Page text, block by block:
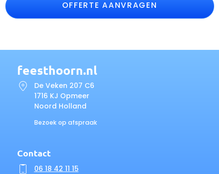
OFFERTE AANVRAGEN
feesthoorn.nl
De Veken 207 C6
1716 KJ Opmeer
Noord Holland
Bezoek op afspraak
Contact
06 18 42 11 15